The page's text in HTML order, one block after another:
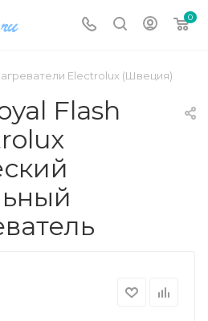
0
Electrolux (Швеция)
Flash